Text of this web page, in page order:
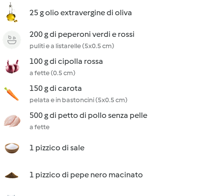
25 g olio extravergine di oliva
200 g di peperoni verdi e rossi
puliti e a listarelle (5x0.5 cm)
100 g di cipolla rossa
a fette (0.5 cm)
150 g di carota
pelata e in bastoncini (5x0.5 cm)
500 g di petto di pollo senza pelle
a fette
1 pizzico di sale
1 pizzico di pepe nero macinato